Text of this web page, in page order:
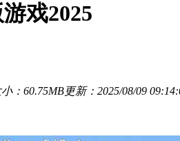
戏2025
小：60.75MB更新：2025/08/09